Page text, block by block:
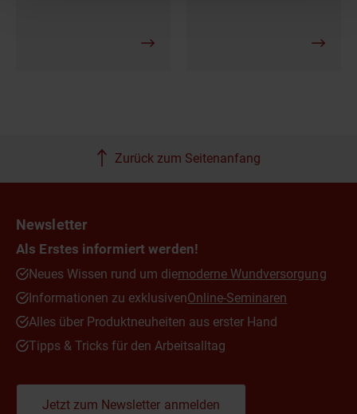
Zurück zum Seitenanfang
Newsletter
Als Erstes informiert werden!
Neues Wissen rund um diemoderne Wundversorgung
Informationen zu exklusivenOnline-Seminaren
Alles über Produktneuheiten aus erster Hand
Tipps & Tricks für den Arbeitsalltag
Jetzt zum Newsletter anmelden